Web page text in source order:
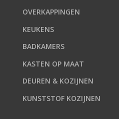
OVERKAPPINGEN
KEUKENS
BADKAMERS
KASTEN OP MAAT
DEUREN & KOZIJNEN
KUNSTSTOF KOZIJNEN